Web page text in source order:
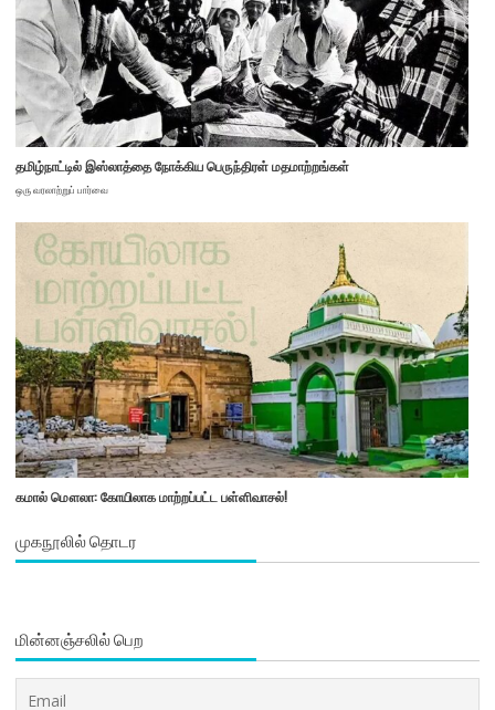
தமிழ்நாட்டில் இஸ்லாத்தை நோக்கிய பெருந்திரள் மதமாற்றங்கள்
ஒரு வரலாற்றுப் பார்வை
கமால் மௌலா: கோயிலாக மாற்றப்பட்ட பள்ளிவாசல்!
முகநூலில் தொடர
மின்னஞ்சலில் பெற